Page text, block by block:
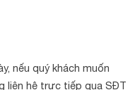
nếu quý khách muốn
liên hệ trực tiếp qua SĐT